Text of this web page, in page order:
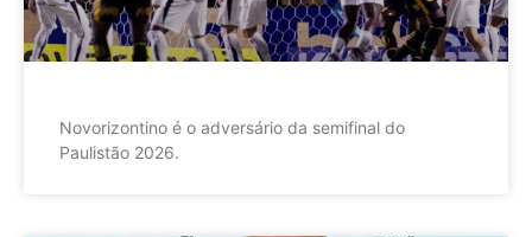
Novorizontino é o adversário da semifinal do
Paulistão 2026.